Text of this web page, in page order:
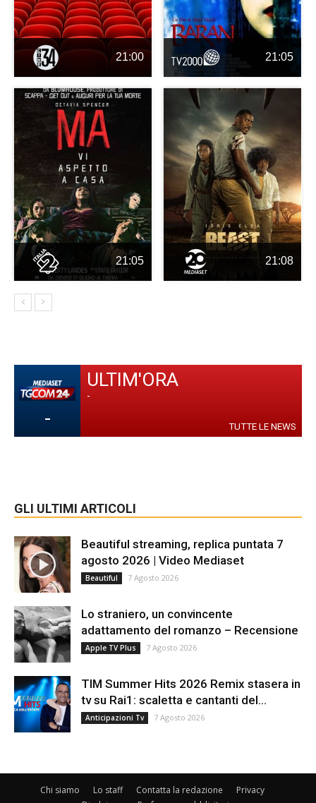
21:00 21:05
21:05 21:08
-
ULTIM'ORA
-
TUTTE LE NEWS
GLI ULTIMI ARTICOLI
Beautiful streaming, replica puntata 7
agosto 2026 | Video Mediaset
Beautiful 7 Agosto 2026
Lo straniero, un convincente
adattamento del romanzo – Recensione
Apple TV Plus 7 Agosto 2026
TIM Summer Hits 2026 Remix stasera in
tv su Rai1: scaletta e cantanti del...
Anticipazioni Tv 7 Agosto 2026
Chi siamo Lo staff Contatta la redazione
Privacy